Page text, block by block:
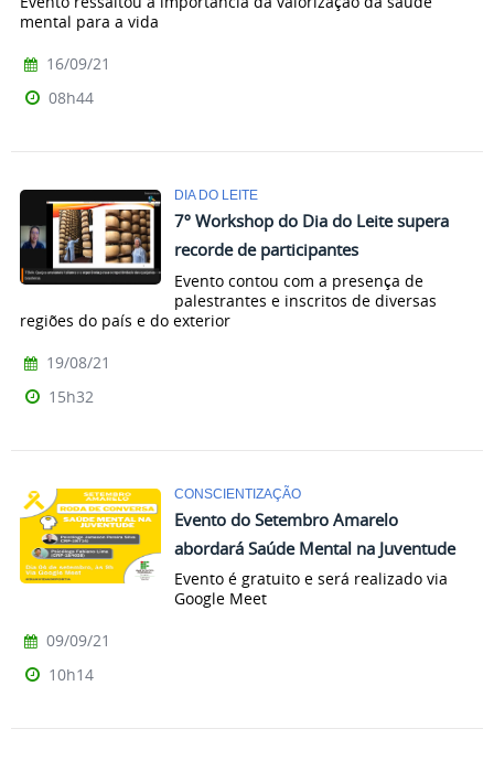
mental para a vida
16/09/21
08h44
DIA DO LEITE
7º Workshop do Dia do Leite supera
recorde de participantes
Evento contou com a presença de
palestrantes e inscritos de diversas
regiões do país e do exterior
19/08/21
15h32
CONSCIENTIZAÇÃO
Evento do Setembro Amarelo
abordará Saúde Mental na Juventude
Evento é gratuito e será realizado via
Google Meet
09/09/21
10h14